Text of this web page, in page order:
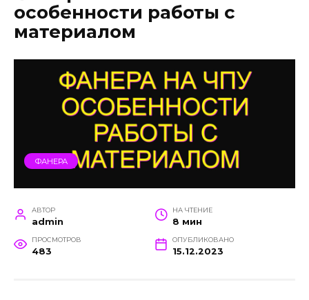
особенности работы с
материалом
ФАНЕРА
АВТОР
admin
НА ЧТЕНИЕ
8 мин
ПРОСМОТРОВ
483
ОПУБЛИКОВАНО
15.12.2023